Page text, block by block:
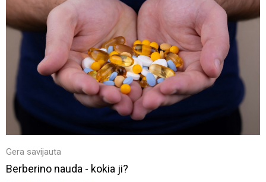
Gera savijauta
Berberino nauda - kokia ji?